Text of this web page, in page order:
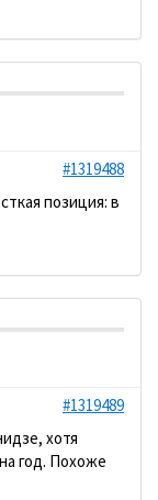
#1319488
позиция: в
#1319489
хотя
год. Похоже